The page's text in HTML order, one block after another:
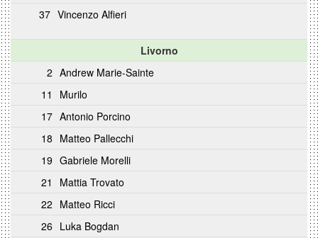
37 Vincenzo Alfieri
Livorno
2 Andrew Marie-Sainte
11
Murilo
17 Antonio Porcino
18 Matteo Pallecchi
19 Gabriele Morelli
21
Mattia Trovato
22 Matteo Ricci
26 Luka Bogdan